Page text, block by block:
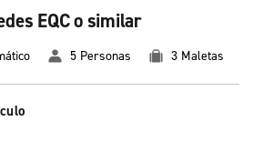
EQC o similar
5 Personas 3 Maletas